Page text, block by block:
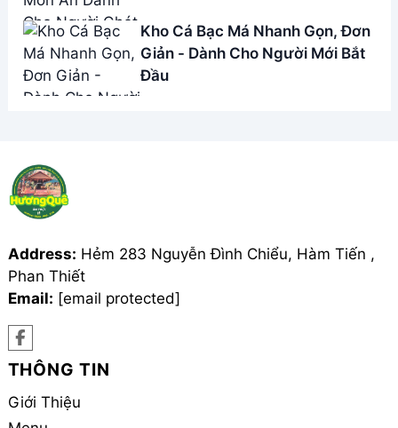
Kho Cá Bạc Má Nhanh Gọn, Đơn
Giản - Dành Cho Người Mới Bắt
Đầu
Address: Hẻm 283 Nguyễn Đình Chiểu, Hàm Tiến ,
Phan Thiết
Email: [email protected]
THÔNG TIN
Giới Thiệu